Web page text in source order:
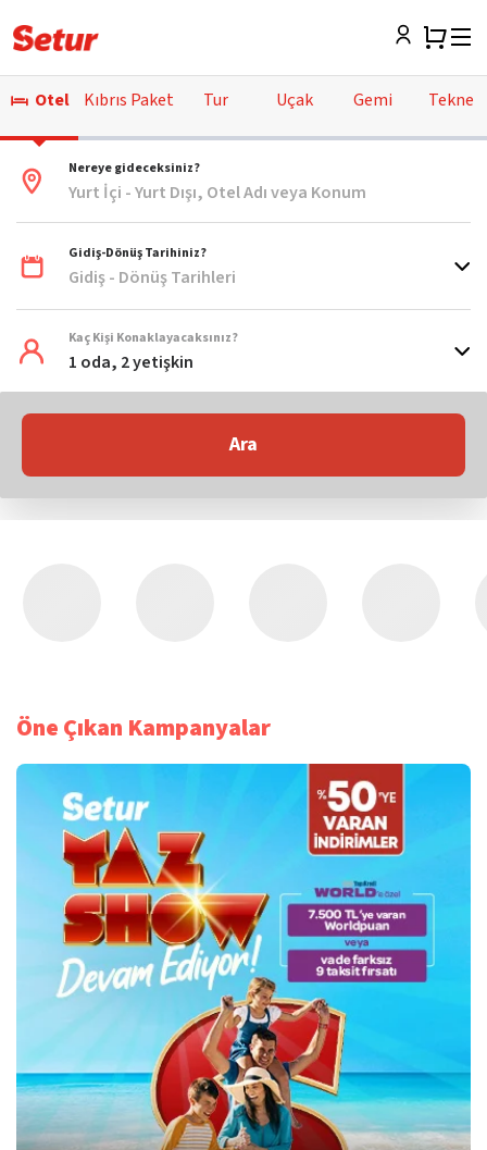
Otel Kıbrıs Paket Tur Uçak Gemi Tekne
Nereye gideceksiniz?
Yurt İçi - Yurt Dışı, Otel Adı veya Konum
Gidiş-Dönüş Tarihiniz?
Gidiş - Dönüş Tarihleri
Kaç Kişi Konaklayacaksınız?
1 oda, 2 yetişkin
Ara
Öne Çıkan Kampanyalar